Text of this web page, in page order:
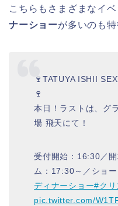
こちらもさまざまなイ
ナーショーが多いのも特
🍷TATUYA ISHII
🍷
本日！ラストは、グ
場 飛天にて！
受付開始：16:30／
ム：17:30～／ショ
ディナーショー#クリ
pic.twitter.com/